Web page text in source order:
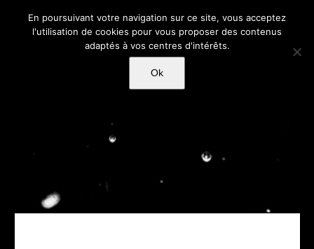
Associer made in Région Centre Val
de Loire et qualité avec la vodka
Faronville
En poursuivant votre navigation sur ce site, vous acceptez
l'utilisation de cookies pour vous proposer des contenus
adaptés à vos centres d'intérêts.
Ok